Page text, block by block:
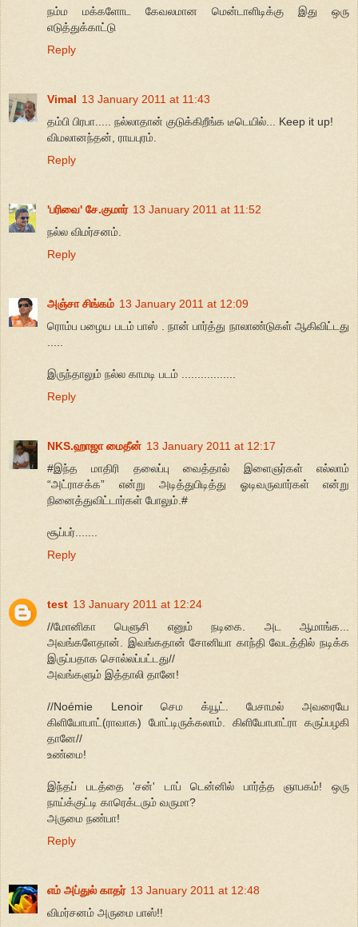
நம்ம மக்களோட கேவலமான மென்டாளிடிக்கு இது ஒரு
எடுத்துக்காட்டு
Reply
Vimal 13 January 2011 at 11:43
தம்பி பிரபா..... நல்லாதான் குடுக்கிறீங்க டீடெயில்... Keep it up!
விமலானந்தன், ராயபுரம்.
Reply
'பரிவை' சே.குமார் 13 January 2011 at 11:52
நல்ல விமர்சனம்.
Reply
அஞ்சா சிங்கம் 13 January 2011 at 12:09
ரொம்ப பழைய படம் பாஸ் . நான் பார்த்து நாலாண்டுகள் ஆகிவிட்டது
இருந்தாலும் நல்ல காமடி படம் .................
Reply
NKS.ஹாஜா மைதீன் 13 January 2011 at 12:17
#இந்த மாதிரி தலைப்பு வைத்தால் இளைஞர்கள் எல்லாம்
“அட்ராசக்க” என்று அடித்துபிடித்து ஓடிவருவார்கள் என்று
நினைத்துவிட்டார்கள் போலும்.#
சூப்பர்.......
Reply
test 13 January 2011 at 12:24
//மோனிகா பெளுசி எனும் நடிகை. அட ஆமாங்க...
அவங்களேதான். இவங்கதான் சோனியா காந்தி வேடத்தில் நடிக்க
இருப்பதாக சொல்லப்பட்டது//
அவங்களும் இத்தாலி தானே!
//Noémie Lenoir செம க்யூட். பேசாமல் அவரையே
கிளியோபாட்(ராவாக) போட்டிருக்கலாம். கிளியோபாட்ரா கருப்பழகி
தானே//
உண்மை!
இந்தப் படத்தை 'சன்' டாப் டென்னில் பார்த்த ஞாபகம்! ஒரு
நாய்க்குட்டி காரெக்டரும் வருமா?
அருமை நண்பா!
Reply
எம் அப்துல் காதர் 13 January 2011 at 12:48
விமர்சனம் அருமை பாஸ்!!